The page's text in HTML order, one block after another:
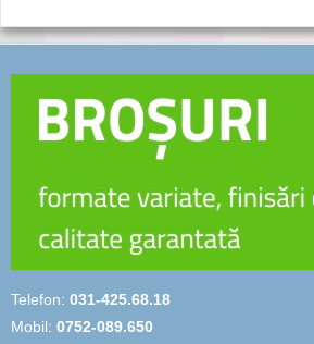
Telefon: 031-425.68.18
Mobil: 0752-089.650